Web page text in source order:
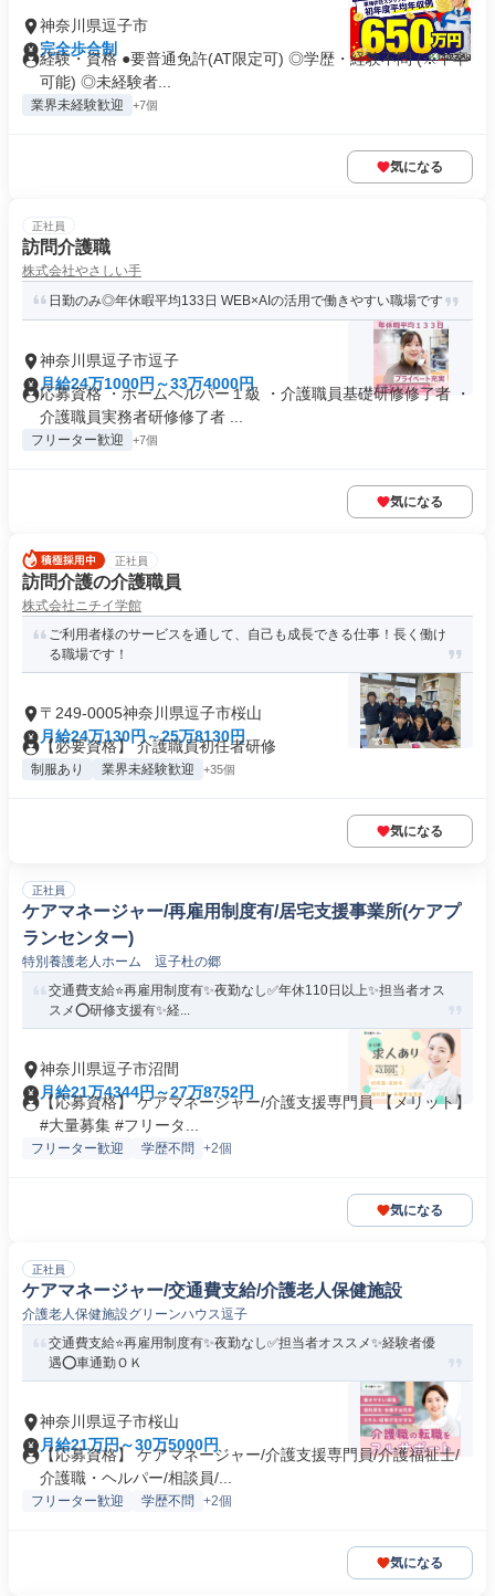
神奈川県逗子市
完全歩合制
経験・資格 ●要普通免許(AT限定可) ◎学歴・経験不問 (※中卒
可能) ◎未経験者...
業界未経験歓迎 +7個
気になる
正社員
訪問介護職
株式会社やさしい手
日勤のみ◎年休暇平均133日 WEB×AIの活用で働きやすい職場です
神奈川県逗子市逗子
月給24万1000円～33万4000円
応募資格 ・ホームヘルパー１級 ・介護職員基礎研修修了者 ・
介護職員実務者研修修了者 ...
フリーター歓迎 +7個
気になる
正社員
訪問介護の介護職員
株式会社ニチイ学館
ご利用者様のサービスを通して、自己も成長できる仕事！長く働け
る職場です！
〒249-0005神奈川県逗子市桜山
月給24万130円～25万8130円
【必要資格】 介護職員初任者研修
制服あり 業界未経験歓迎 +35個
気になる
正社員
ケアマネージャー/再雇用制度有/居宅支援事業所(ケアプ
ランセンター)
特別養護老人ホーム 逗子杜の郷
交通費支給⭐️再雇用制度有✨夜勤なし✅️年休110日以上✨担当者オス
スメ⭕️研修支援有✨経...
神奈川県逗子市沼間
月給21万4344円～27万8752円
【応募資格】 ケアマネージャー/介護支援専門員 【メリット】
#大量募集 #フリータ...
フリーター歓迎 学歴不問 +2個
気になる
正社員
ケアマネージャー/交通費支給/介護老人保健施設
介護老人保健施設グリーンハウス逗子
交通費支給⭐️再雇用制度有✨夜勤なし✅️担当者オススメ✨経験者優
遇⭕️車通勤ＯＫ
神奈川県逗子市桜山
月給21万円～30万5000円
【応募資格】 ケアマネージャー/介護支援専門員/介護福祉士/
介護職・ヘルパー/相談員/...
フリーター歓迎 学歴不問 +2個
気になる